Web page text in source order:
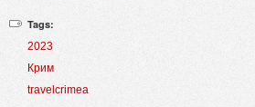
Tags:
2023
Крим
travelcrimea